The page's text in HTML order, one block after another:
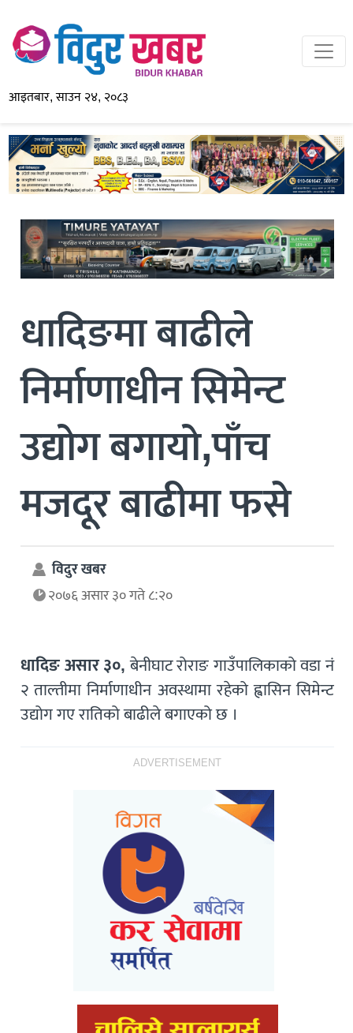
आइतबार, साउन २४, २०८३
धादिङमा बाढीले
निर्माणाधीन सिमेन्ट
उद्योग बगायो,पाँच
मजदूर बाढीमा फसे
विदुर खबर
२०७६ असार ३० गते ८:२०
धादिङ असार ३०,बेनीघाट रोराङ गाउँपालिकाको वडा नं
२ ताल्तीमा निर्माणाधीन अवस्थामा रहेको ह्वासिन सिमेन्ट
उद्योग गए रातिको बाढीले बगाएको छ ।
ADVERTISEMENT